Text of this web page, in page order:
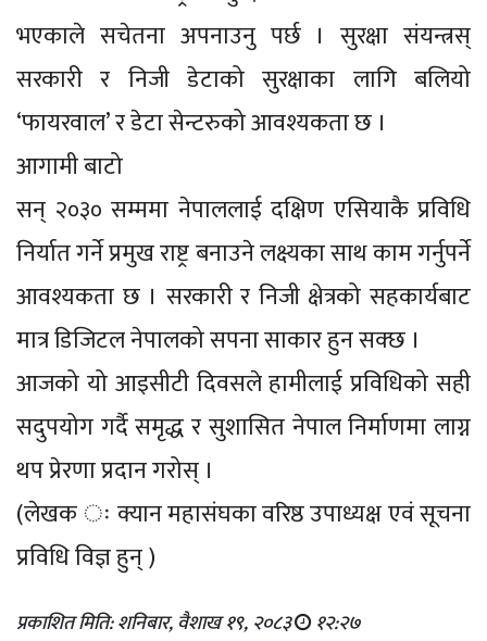
भएकाले सचेतना अपनाउनु पर्छ । सुरक्षा संयन्त्रस्
सरकारी र निजी डेटाको सुरक्षाका लागि बलियो
‘फायरवाल’ र डेटा सेन्टरुको आवश्यकता छ ।
आगामी बाटो
सन् २०३० सम्ममा नेपाललाई दक्षिण एसियाकै प्रविधि
निर्यात गर्ने प्रमुख राष्ट्र बनाउने लक्ष्यका साथ काम गर्नुपर्ने
आवश्यकता छ । सरकारी र निजी क्षेत्रको सहकार्यबाट
मात्र डिजिटल नेपालको सपना साकार हुन सक्छ ।
आजको यो आइसीटी दिवसले हामीलाई प्रविधिको सही
सदुपयोग गर्दै समृद्ध र सुशासित नेपाल निर्माणमा लाग्न
थप प्रेरणा प्रदान गरोस् ।
(लेखक ः क्यान महासंघका वरिष्ठ उपाध्यक्ष एवं सूचना
प्रविधि विज्ञ हुन् )
प्रकाशित मिति: शनिबार, वैशाख १९, २०८३ १२:२७